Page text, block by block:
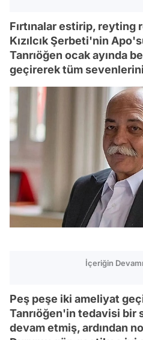
Fırtınalar estirip, reyting
Kızılcık Şerbeti'nin
Tanrıöğen ocak ayında
geçirerek tüm
İçeriğin
Peş peşe iki ameliyat
Tanrıöğen'in tedavisi bir
devam etmiş, ardından